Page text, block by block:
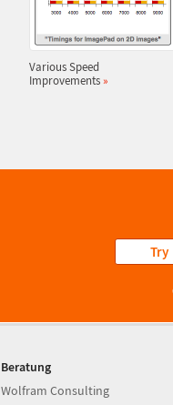
Various Speed
Improvements »
Try
Beratung
Wolfram Consulting